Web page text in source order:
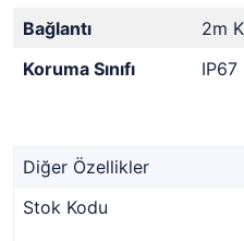
Bağlantı
2m
Koruma Sınıfı
IP67
Diğer Özellikler
Stok Kodu